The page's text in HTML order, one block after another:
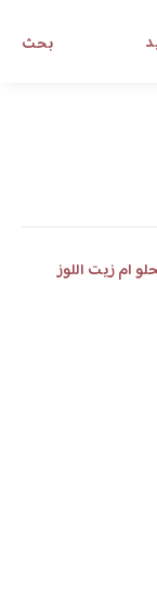
بحث
ام زيت اللوز